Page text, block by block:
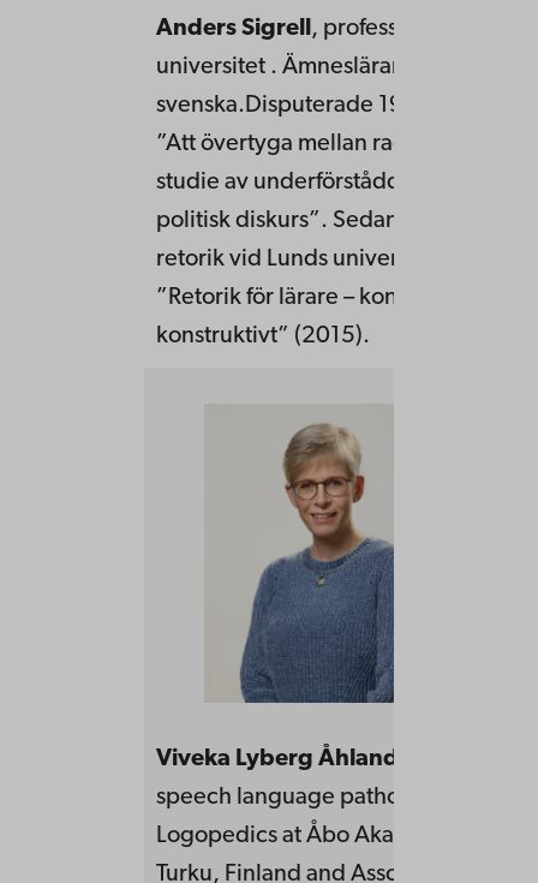
Anders Sigrell, professor i retorik
universitet . Ämneslärare i
svenska.Disputerade 1999 på
”Att övertyga mellan raderna. En
studie av underförståddheter i
politisk diskurs”. Sedan 2008
retorik vid Lunds universitet. Har
”Retorik för lärare – konsten att välja
konstruktivt” (2015).
Viveka Lyberg Åhlander
speech language pathologist,
Logopedics at Åbo Akademi
Turku, Finland and Associate